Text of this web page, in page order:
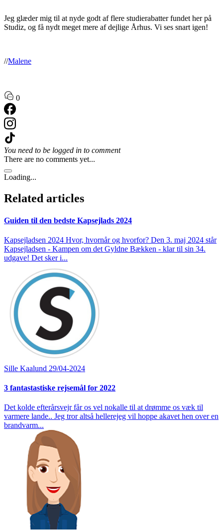
Jeg glæder mig til at nyde godt af flere studierabatter fundet her på
Studiz, og få nydt meget mere af dejlige Århus. Vi ses snart igen!
//Malene
0
You need to be logged in to comment
There are no comments yet...
Loading...
Related articles
Guiden til den bedste Kapsejlads 2024
Kapsejladsen 2024 Hvor, hvornår og hvorfor? Den 3. maj 2024 står
Kapsejladsen - Kampen om det Gyldne Bækken - klar til sin 34.
udgave! Det sker i...
Sille Kaalund 29/04-2024
3 fantastastiske rejsemål for 2022
Det kolde efterårsvejr får os vel nokalle til at drømme os væk til
varmere lande.. Jeg tror altså hellerejeg vil hoppe akavet hen over en
brandvarm...